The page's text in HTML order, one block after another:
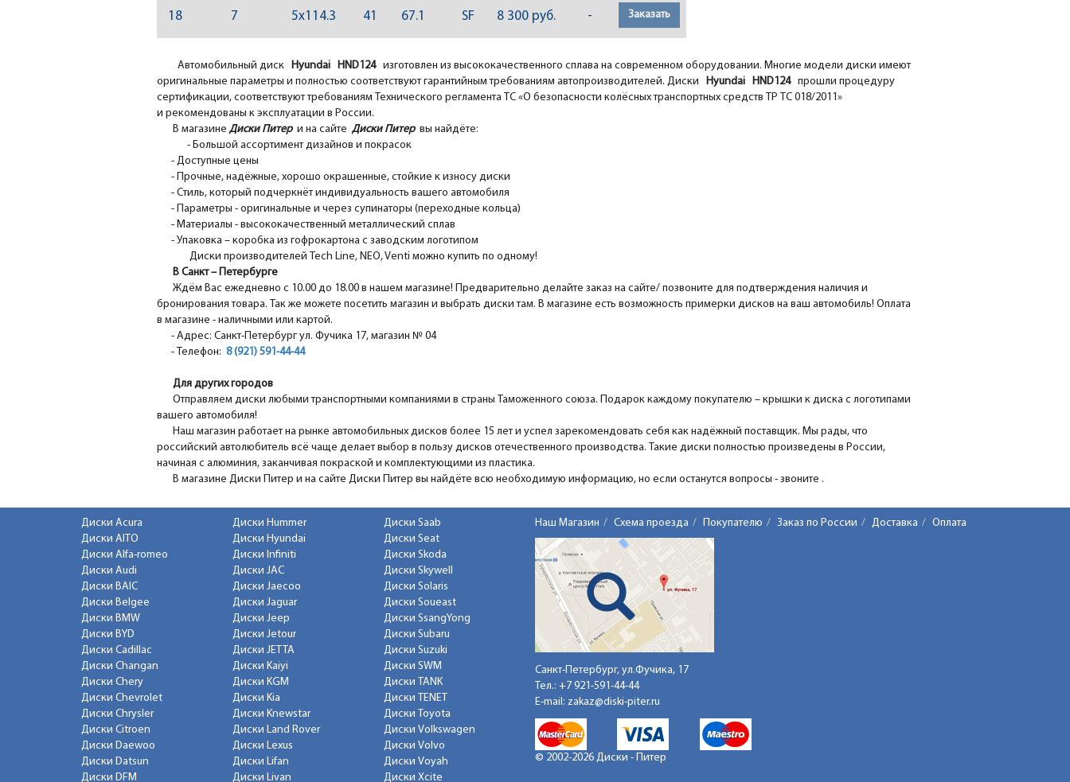
18 7 5x114.3 41 67.1 SF 8 300 руб. - Заказать
Автомобильный диск Hyundai HND124 изготовлен из высококачественного сплава на современном оборудовании. Многие модели диски имеют
оригинальные параметры и полностью соответствуют гарантийным требованиям автопроизводителей. Диски Hyundai HND124 прошли процедуру
сертификации, соответствуют требованиям Технического регламента ТС «О безопасности колёсных транспортных средств ТР ТС 018/2011»
и рекомендованы к эксплуатации в России.
В магазине Диски Питер и на сайте Диски Питер вы найдёте:
- Большой ассортимент дизайнов и покрасок
- Доступные цены
- Прочные, надёжные, хорошо окрашенные, стойкие к износу диски
- Стиль, который подчеркнёт индивидуальность вашего автомобиля
- Параметры - оригинальные и через супинаторы (переходные кольца)
- Материалы - высококачественный металлический сплав
- Упаковка – коробка из гофрокартона с заводским логотипом
Диски производителей Tech Line, NEO, Venti можно купить по одному!
В Санкт – Петербурге
Ждём Вас ежедневно с 10.00 до 18.00 в нашем магазине! Предварительно делайте заказ на сайте/ позвоните для подтверждения наличия и
бронирования товара. Так же можете посетить магазин и выбрать диски там. В магазине есть возможность примерки дисков на ваш автомобиль! Оплата
в магазине - наличными или картой.
- Адрес: Санкт-Петербург ул. Фучика 17, магазин № 04
- Телефон: 8 (921) 591-44-44
Для других городов
Отправляем диски любыми транспортными компаниями в страны Таможенного союза. Подарок каждому покупателю – крышки к диска с логотипами
вашего автомобиля!
Наш магазин работает на рынке автомобильных дисков более 15 лет и успел зарекомендовать себя как надёжный поставщик. Мы рады, что
российский автолюбитель всё чаще делает выбор в пользу дисков отечественного производства. Такие диски полностью произведены в России,
начиная с алюминия, заканчивая покраской и комплектующими из пластика.
В магазине Диски Питер и на сайте Диски Питер вы найдёте всю необходимую информацию, но если останутся вопросы - звоните .
Диски Acura
Диски AITO
Диски Alfa-romeo
Диски Audi
Диски BAIC
Диски Belgee
Диски BMW
Диски BYD
Диски Cadillac
Диски Changan
Диски Chery
Диски Chevrolet
Диски Chrysler
Диски Citroen
Диски Daewoo
Диски Datsun
Диски DFM
Диски Hummer
Диски Hyundai
Диски Infiniti
Диски JAC
Диски Jaecoo
Диски Jaguar
Диски Jeep
Диски Jetour
Диски JETTA
Диски Kaiyi
Диски KGM
Диски Kia
Диски Knewstar
Диски Land Rover
Диски Lexus
Диски Lifan
Диски Livan
Диски Saab
Диски Seat
Диски Skoda
Диски Skywell
Диски Solaris
Диски Soueast
Диски SsangYong
Диски Subaru
Диски Suzuki
Диски SWM
Диски TANK
Диски TENET
Диски Toyota
Диски Volkswagen
Диски Volvo
Диски Voyah
Диски Xcite
Наш Магазин Схема проезда Покупателю Заказ по России Доставка Оплата
Санкт-Петербург, ул.Фучика, 17
Тел.: +7 921-591-44-44
E-mail: zakaz@diski-piter.ru
© 2002-2026 Диски - Питер